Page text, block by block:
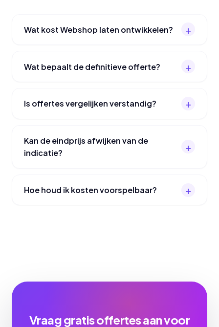
Wat kost Webshop laten ontwikkelen?
Wat bepaalt de definitieve offerte?
Is offertes vergelijken verstandig?
Kan de eindprijs afwijken van de
indicatie?
Hoe houd ik kosten voorspelbaar?
Vraag gratis offertes aan voor